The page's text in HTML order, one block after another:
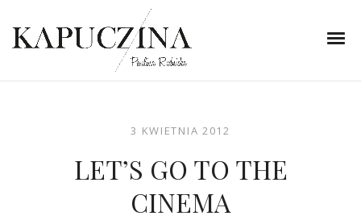
3 KWIETNIA 2012
LET’S GO TO THE
CINEMA